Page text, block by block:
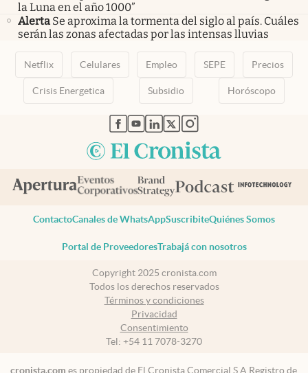
la Luna en el año 1000”
Alerta Se aproxima la tormenta del siglo al país. Cuáles
serán las zonas afectadas por las intensas lluvias
Netflix Celulares Empleo SEPE Precios
Crisis Energetica Subsidio Horóscopo
abre en nueva pestaña
abre en nueva pestaña
abre en nueva pestaña
abre en nueva pestaña
abre en nueva pestaña
ContactoCanales de WhatsAppSuscribiteQuiénes Somos
Portal de ProveedoresTrabajá con nosotros
Copyright 2025 cronista.com
Todos los derechos reservados
Términos y condiciones
Privacidad
Consentimiento
Tel: +54 11 7078-3270
cronista.com es propiedad de El Cronista Comercial S.A Registro de